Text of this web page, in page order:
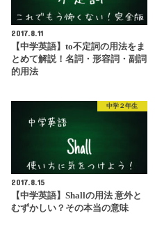
2017.8.11
【中学英語】to不定詞の用法をま
とめて解説！名詞・形容詞・副詞
的用法
中学２年生
2017.8.15
【中学英語】Shallの用法 意外と
むずかしい？その本当の意味